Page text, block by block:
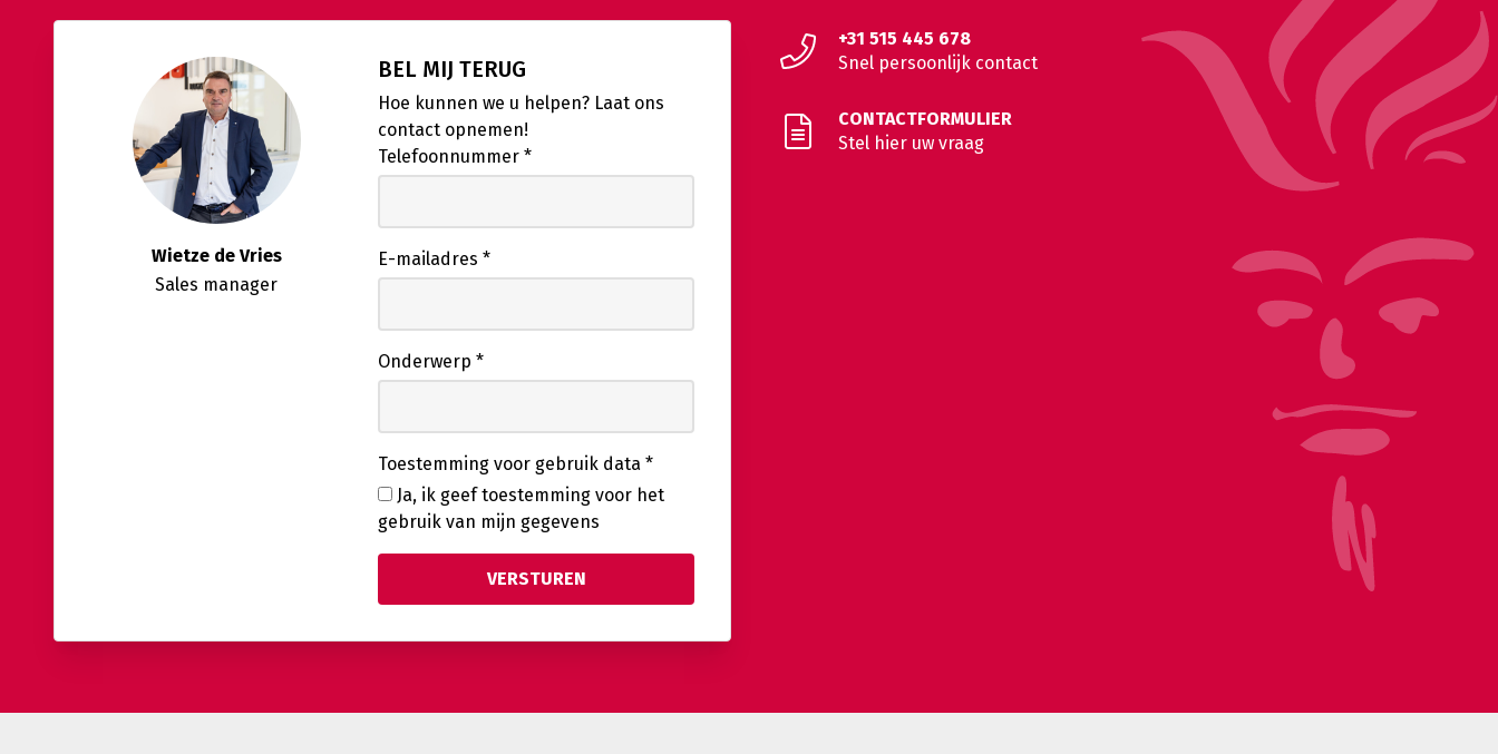
Wietze de Vries
Sales manager
BEL MIJ TERUG
Hoe kunnen we u helpen? Laat ons
contact opnemen!
Telefoonnummer*
E-mailadres*
Onderwerp*
Toestemming voor gebruik data*
Ja, ik geef toestemming voor het
gebruik van mijn gegevens
+31 515 445 678
Snel persoonlijk contact
CONTACTFORMULIER
Stel hier uw vraag